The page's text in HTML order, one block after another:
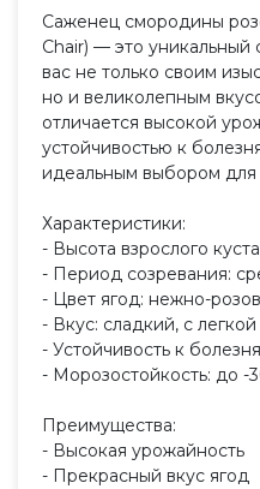
Саженец смородины
Chair) — это уникальный
вас не только своим
но и великолепным
отличается высокой
устойчивостью к
идеальным выбором для
Характеристики:
- Высота взрослого
- Период созревания:
- Цвет ягод: нежно-
- Вкус: сладкий, с
- Устойчивость к
- Морозостойкость: до -
Преимущества:
- Высокая урожайность
- Прекрасный вкус ягод